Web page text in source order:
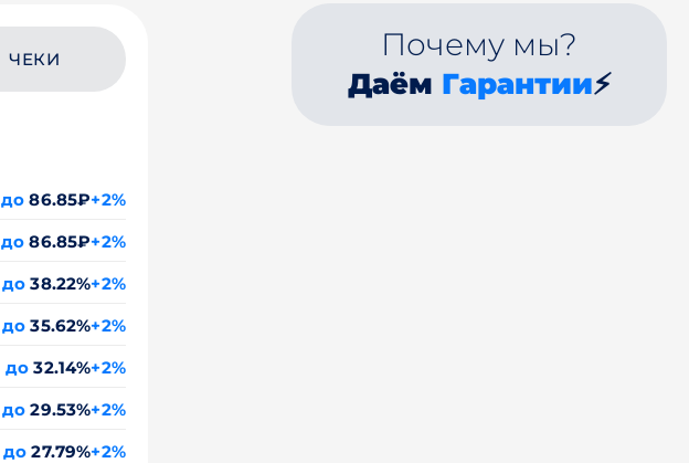
ЧЕКИ
до 86.85₽+2%
до 86.85₽+2%
до 38.22%+2%
до 35.62%+2%
до 32.14%+2%
до 29.53%+2%
до 27.79%+2%
Почему мы?
Даём Гарантии⚡